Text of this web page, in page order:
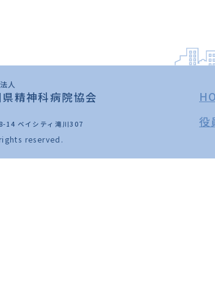
人
精神科病院協会
14 ベイシティ滝川307
reserved.
役